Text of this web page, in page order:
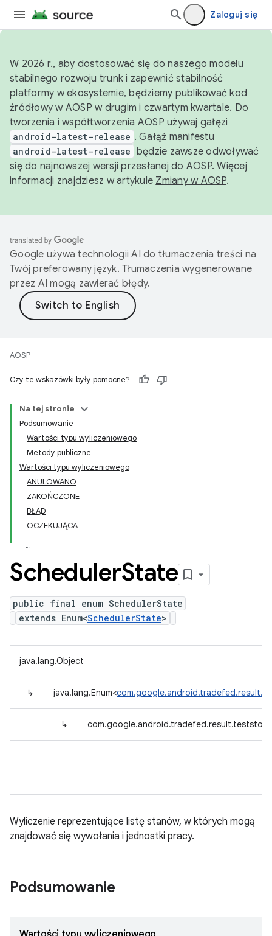
Zaloguj się
W 2026 r., aby dostosować się do naszego modelu
stabilnego rozwoju trunk i zapewnić stabilność
platformy w ekosystemie, będziemy publikować kod
źródłowy w AOSP w drugim i czwartym kwartale. Do
tworzenia i współtworzenia AOSP używaj gałęzi
android-latest-release . Gałąź manifestu
android-latest-release będzie zawsze odwoływać
się do najnowszej wersji przesłanej do AOSP. Więcej
informacji znajdziesz w artykule Zmiany w AOSP.
Google używa technologii AI do tłumaczenia treści na
Twój preferowany język. Tłumaczenia wygenerowane
przez AI mogą zawierać błędy.
AOSP
Czy te wskazówki były pomocne?
Na tej stronie
Podsumowanie
Wartości typu wyliczeniowego
Metody publiczne
Wartości typu wyliczeniowego
ANULOWANO
ZAKOŃCZONE
BŁĄD
OCZEKUJĄCA
SchedulerState
public final enum SchedulerState
extends Enum<SchedulerState>
java.lang.Object
↳ java.lang.Enum<
↳
Wyliczenie reprezentujące listę stanów, w których mogą
znajdować się wywołania i jednostki pracy.
Podsumowanie